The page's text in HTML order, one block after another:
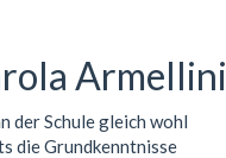
Armellini
der Schule gleich wohl
die Grundkenntnisse